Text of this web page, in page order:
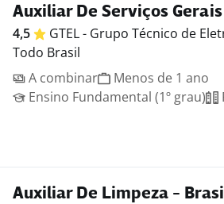
Auxiliar De Serviços Gerais
4,5 GTEL - Grupo Técnico de
Todo Brasil
A combinar
Menos de 1 ano
Ensino Fundamental (1º grau)
Auxiliar De Limpeza -